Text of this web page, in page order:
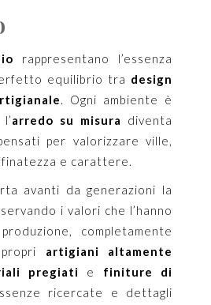
rappresentano l’essenza
equilibrio tra design
. Ogni ambiente è
arredo su misura diventa
per valorizzare ville,
e carattere.
avanti da generazioni la
i valori che l’hanno
completamente
artigiani altamente
pregiati e finiture di
ricercate e dettagli